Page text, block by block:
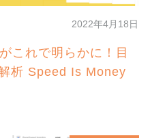
2022年4月18日
これで明らかに！目
析 Speed Is Money